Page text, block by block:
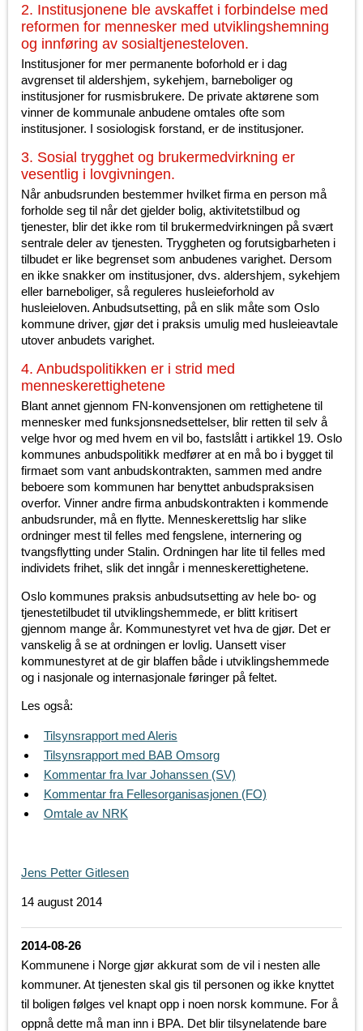
2. Institusjonene ble avskaffet i forbindelse med
reformen for mennesker med utviklingshemning
og innføring av sosialtjenesteloven.
Institusjoner for mer permanente boforhold er i dag
avgrenset til aldershjem, sykehjem, barneboliger og
institusjoner for rusmisbrukere. De private aktørene som
vinner de kommunale anbudene omtales ofte som
institusjoner. I sosiologisk forstand, er de institusjoner.
3. Sosial trygghet og brukermedvirkning er
vesentlig i lovgivningen.
Når anbudsrunden bestemmer hvilket firma en person må
forholde seg til når det gjelder bolig, aktivitetstilbud og
tjenester, blir det ikke rom til brukermedvirkningen på svært
sentrale deler av tjenesten. Tryggheten og forutsigbarheten i
tilbudet er like begrenset som anbudenes varighet. Dersom
en ikke snakker om institusjoner, dvs. aldershjem, sykehjem
eller barneboliger, så reguleres husleieforhold av
husleieloven. Anbudsutsetting, på en slik måte som Oslo
kommune driver, gjør det i praksis umulig med husleieavtale
utover anbudets varighet.
4. Anbudspolitikken er i strid med
menneskerettighetene
Blant annet gjennom FN-konvensjonen om rettighetene til
mennesker med funksjonsnedsettelser, blir retten til selv å
velge hvor og med hvem en vil bo, fastslått i artikkel 19. Oslo
kommunes anbudspolitikk medfører at en må bo i bygget til
firmaet som vant anbudskontrakten, sammen med andre
beboere som kommunen har benyttet anbudspraksisen
overfor. Vinner andre firma anbudskontrakten i kommende
anbudsrunder, må en flytte. Menneskerettslig har slike
ordninger mest til felles med fengslene, internering og
tvangsflytting under Stalin. Ordningen har lite til felles med
individets frihet, slik det inngår i menneskerettighetene.
Oslo kommunes praksis anbudsutsetting av hele bo- og
tjenestetilbudet til utviklingshemmede, er blitt kritisert
gjennom mange år. Kommunestyret vet hva de gjør. Det er
vanskelig å se at ordningen er lovlig. Uansett viser
kommunestyret at de gir blaffen både i utviklingshemmede
og i nasjonale og internasjonale føringer på feltet.
Les også:
Tilsynsrapport med Aleris
Tilsynsrapport med BAB Omsorg
Kommentar fra Ivar Johanssen (SV)
Kommentar fra Fellesorganisasjonen (FO)
Omtale av NRK
Jens Petter Gitlesen
14 august 2014
2014-08-26
Kommunene i Norge gjør akkurat som de vil i nesten alle
kommuner. At tjenesten skal gis til personen og ikke knyttet
til boligen følges vel knapt opp i noen norsk kommune. For å
oppnå dette må man inn i BPA. Det blir tilsynelatende bare